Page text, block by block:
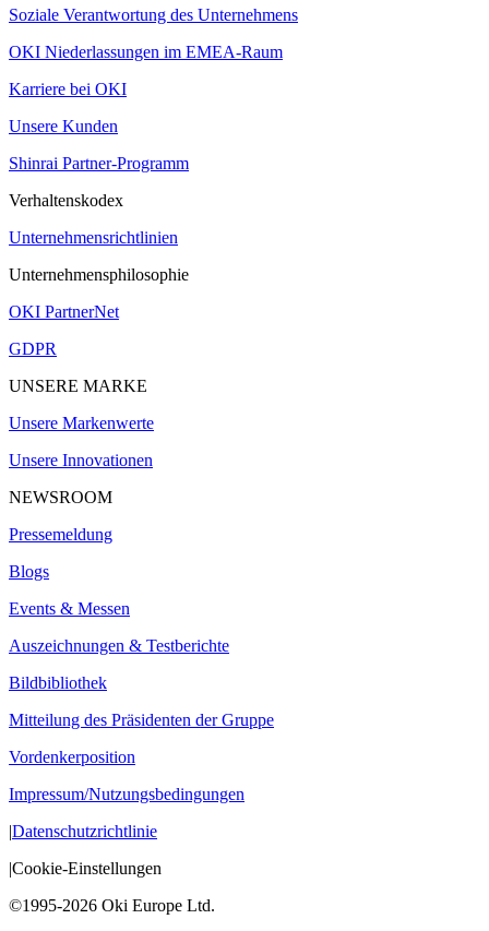
Soziale Verantwortung des Unternehmens
OKI Niederlassungen im EMEA-Raum
Karriere bei OKI
Unsere Kunden
Shinrai Partner-Programm
Verhaltenskodex
Unternehmensrichtlinien
Unternehmensphilosophie
OKI PartnerNet
GDPR
UNSERE MARKE
Unsere Markenwerte
Unsere Innovationen
NEWSROOM
Pressemeldung
Blogs
Events & Messen
Auszeichnungen & Testberichte
Bildbibliothek
Mitteilung des Präsidenten der Gruppe
Vordenkerposition
Impressum/Nutzungsbedingungen
|Datenschutzrichtlinie
|Cookie-Einstellungen
©1995-2026 Oki Europe Ltd.